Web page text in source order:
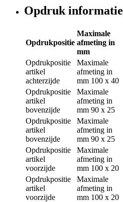
Opdruk informatie
Opdrukpositie
Maximale
afmeting in
mm
Opdrukpositie
artikel
achterzijde
Maximale
afmeting in
mm 100 x 40
Opdrukpositie
artikel
bovenzijde
Maximale
afmeting in
mm 90 x 25
Opdrukpositie
artikel
bovenzijde
Maximale
afmeting in
mm 90 x 25
Opdrukpositie
artikel
voorzijde
Maximale
afmeting in
mm 100 x 20
Opdrukpositie
artikel
voorzijde
Maximale
afmeting in
mm 100 x 20